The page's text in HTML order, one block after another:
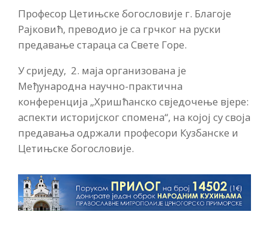
Професор Цетињске богословије г. Благоје
Рајковић, преводио је са грчког на руски
предавање стараца са Свете Горе.
У сриједу, 2. маја организована је
Међународна научно-практична
конференција „Хришћанско свједочење вјере:
аспекти историјског спомена“, на којој су своја
предавања одржали професори Кузбанске и
Цетињске богословије.